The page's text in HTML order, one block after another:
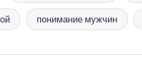
понимание мужчин